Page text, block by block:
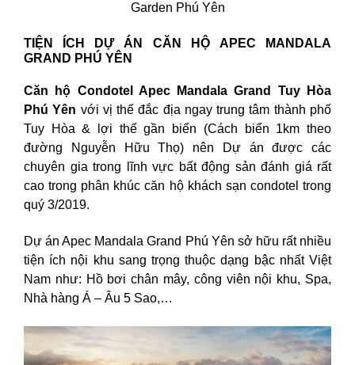
Garden Phú Yên
TIỆN ÍCH DỰ ÁN CĂN HỘ APEC MANDALA
GRAND PHÚ YÊN
Căn hộ Condotel Apec Mandala Grand Tuy Hòa
Phú Yên với vị thế đắc địa ngay trung tâm thành phố
Tuy Hòa & lợi thế gần biển (Cách biển 1km theo
đường Nguyễn Hữu Thọ) nên Dự án được các
chuyên gia trong lĩnh vực bất động sản đánh giá rất
cao trong phân khúc căn hộ khách sạn condotel trong
quý 3/2019.
Dự án Apec Mandala Grand Phú Yên sở hữu rất nhiều
tiện ích nội khu sang trọng thuộc dạng bậc nhất Việt
Nam như: Hồ bơi chân mây, công viên nội khu, Spa,
Nhà hàng Á – Âu 5 Sao,…